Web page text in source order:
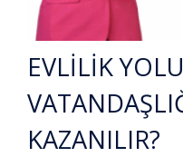
EVLİLİK
KAZANILIR?